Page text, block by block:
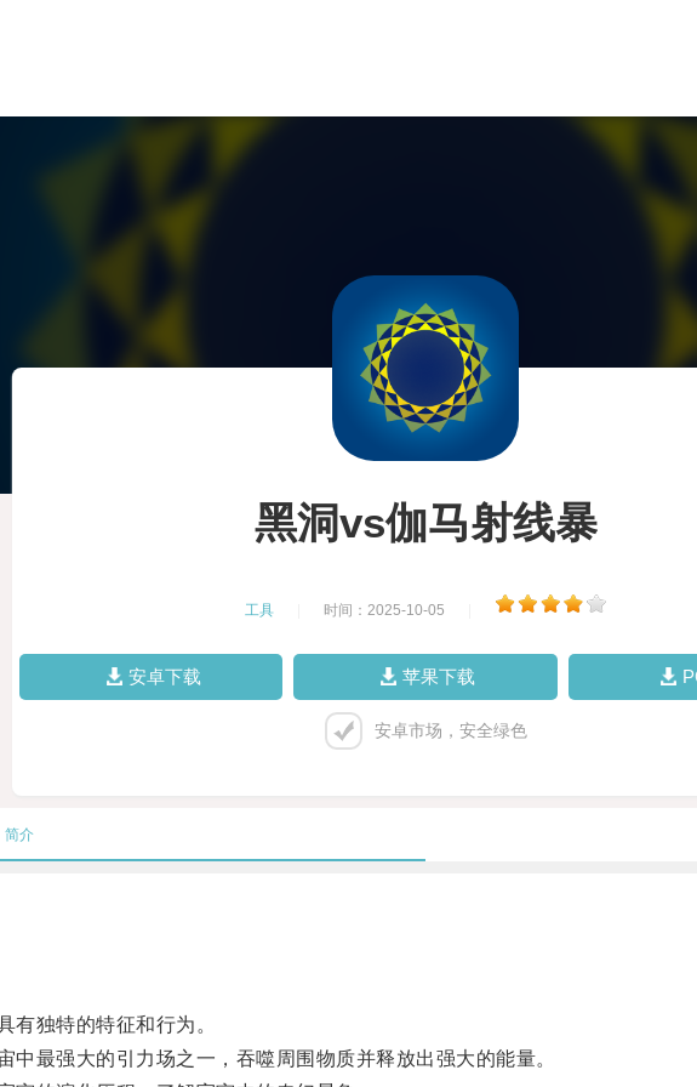
黑洞vs伽马射线暴
工具 时间：2025-10-05
安卓下载 苹果下载
安卓市场，安全绿色
简介
独特的特征和行为。
最强大的引力场之一，吞噬周围物质并释放出强大的能量。